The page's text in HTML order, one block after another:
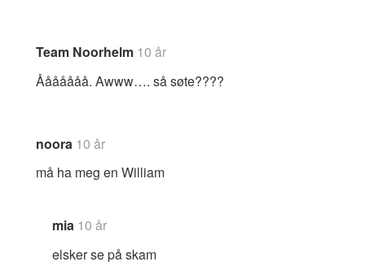
Team Noorhelm 10 år
Ååååååå. Awww…. så søte????
noora 10 år
må ha meg en William
mia 10 år
elsker se på skam